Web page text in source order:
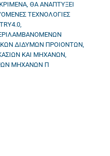
ΘΑ ΑΝΑΠΤΥΞΕΙ
ΤΕΧΝΟΛΟΓΙΕΣ
ΔΙΔΥΜΩΝ ΠΡΟΙΟΝΤΩΝ,
ΚΑΙ ΜΗΧΑΝΩΝ,
ΜΗΧΑΝΩΝ Π